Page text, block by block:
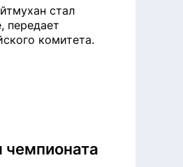
стал
передает
комитета.
чемпионата